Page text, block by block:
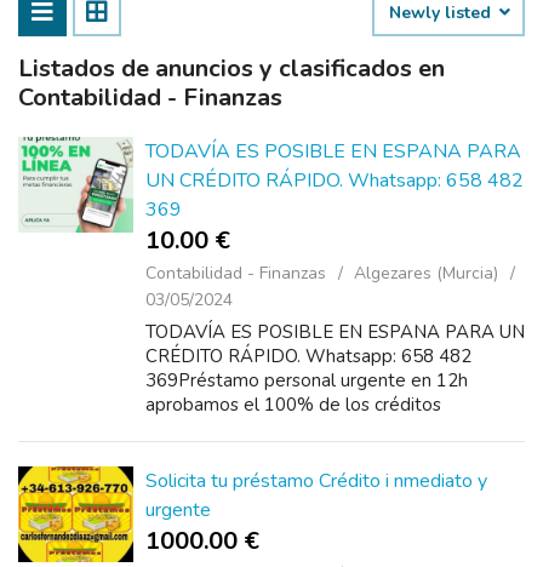
Newly listed
Listados de anuncios y clasificados en
Contabilidad - Finanzas
TODAVÍA ES POSIBLE EN ESPANA PARA
UN CRÉDITO RÁPIDO. Whatsapp: 658 482
369
10.00 €
Contabilidad - Finanzas
Algezares (Murcia)
03/05/2024
TODAVÍA ES POSIBLE EN ESPANA PARA UN
CRÉDITO RÁPIDO. Whatsapp: 658 482
369Préstamo personal urgente en 12h
aprobamos el 100% de los créditos
Solicita tu préstamo Crédito i nmediato y
urgente
1000.00 €